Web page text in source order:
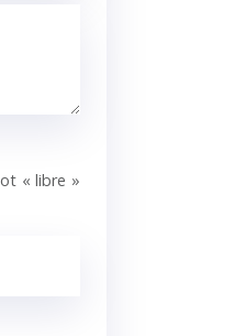
« libre »